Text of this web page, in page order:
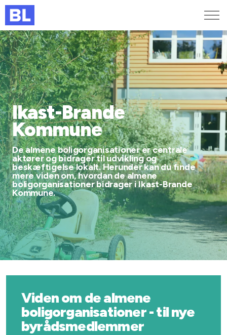
Genveje
Find medarbejder
Kurser og arrangementer
Jobportalen
MitBL
Ikast-Brande
Kommune
De almene boligorganisationer er centrale
aktører og bidrager til udvikling og
beskæftigelse lokalt. Herunder kan du finde
mere viden om, hvordan de almene
boligorganisationer bidrager i Ikast-Brande
Kommune.
Viden om de almene
boligorganisationer - til nye
byrådsmedlemmer